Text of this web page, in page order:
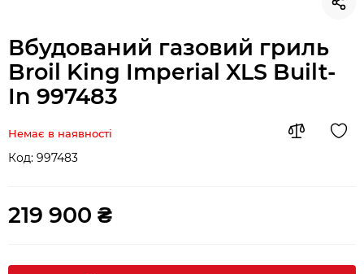
Вбудований газовий гриль
Broil King Imperial XLS Built-
In 997483
Немає в наявності
Код: 997483
219 900 ₴